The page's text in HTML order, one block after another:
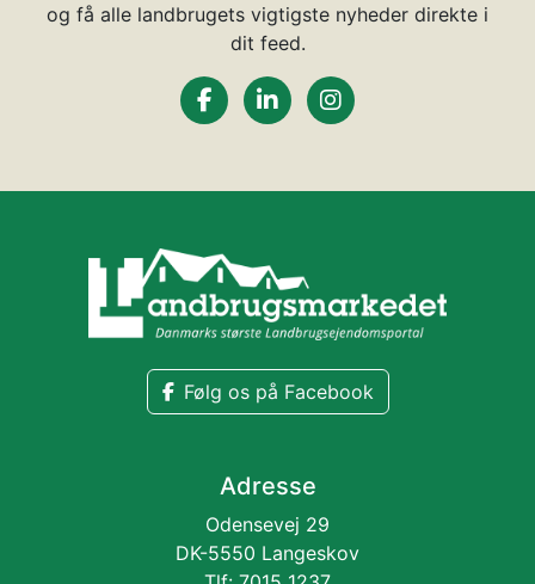
og få alle landbrugets vigtigste nyheder direkte i
dit feed.
Følg os på Facebook
Adresse
Odensevej 29
DK-5550 Langeskov